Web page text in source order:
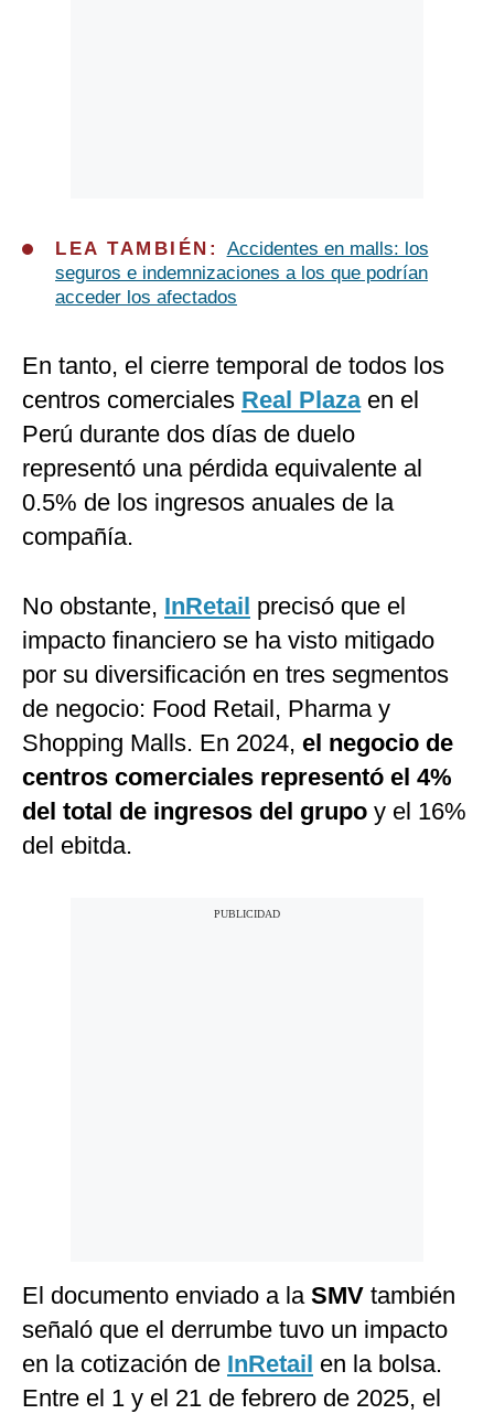
LEA TAMBIÉN: Accidentes en malls: los
seguros e indemnizaciones a los que podrían
acceder los afectados
En tanto, el cierre temporal de todos los
centros comerciales Real Plazaen el
Perú durante dos días de duelo
representó una pérdida equivalente al
0.5% de los ingresos anuales de la
compañía.
No obstante, InRetail precisó que el
impacto financiero se ha visto mitigado
por su diversificación en tres segmentos
de negocio: Food Retail, Pharma y
Shopping Malls. En 2024, el negocio de
centros comerciales representó el 4%
del total de ingresos del grupo y el 16%
del ebitda.
El documento enviado a laSMV también
señaló que el derrumbe tuvo un impacto
en la cotización de InRetail en la bolsa.
Entre el 1 y el 21 de febrero de 2025, el